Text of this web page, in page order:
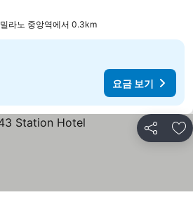
밀라노 중앙역에서 0.3km
요금 보기
공유 즐